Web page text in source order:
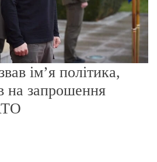
у
ім’я політика,
на запрошення